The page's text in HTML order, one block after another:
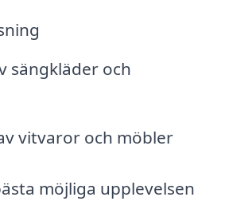
sängkläder och
vitvaror och möbler
möjliga upplevelsen